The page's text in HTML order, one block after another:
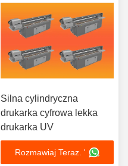
Silna cylindryczna
drukarka cyfrowa lekka
drukarka UV
Rozmawiaj Teraz. '